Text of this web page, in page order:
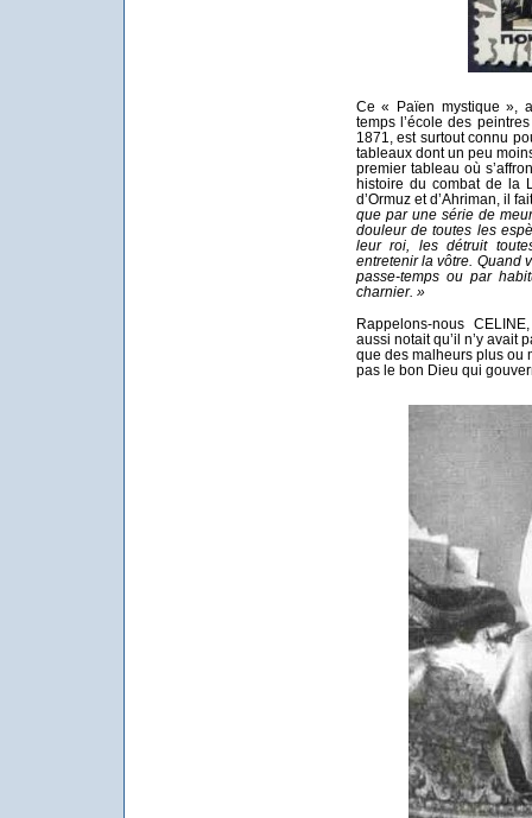
Ce « Païen mystique »,
temps l’école des
1871, est surtout connu
tableaux dont un peu
premier tableau où
histoire du combat de la
d’Ormuz et d’Ahriman, il
que par une série de
douleur de toutes les
leur roi, les détruit
entretenir la vôtre. Quand
passe-temps ou par
charnier. »
Rappelons-nous
aussi notait qu’il n’y avait
que des malheurs plus ou
pas le bon Dieu qui